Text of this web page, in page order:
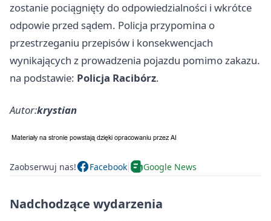
zostanie pociągnięty do odpowiedzialności i wkrótce
odpowie przed sądem. Policja przypomina o
przestrzeganiu przepisów i konsekwencjach
wynikających z prowadzenia pojazdu pomimo zakazu.
na podstawie: Policja Racibórz.
Autor:krystian
Zaobserwuj nas! Facebook Google News
Nadchodzące wydarzenia